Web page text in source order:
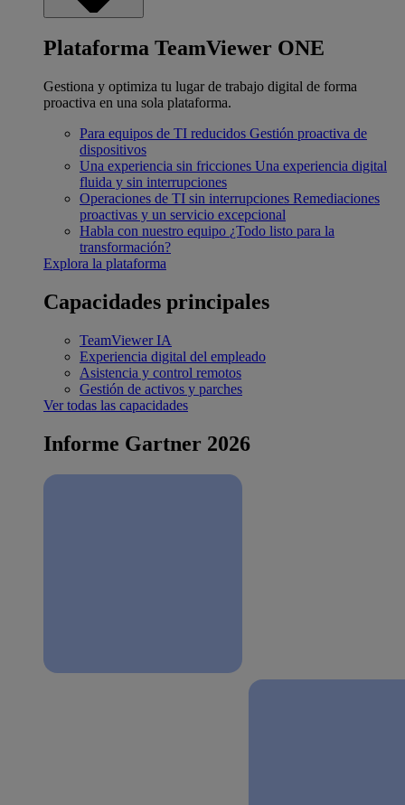
Plataforma TeamViewer ONE
Gestiona y optimiza tu lugar de trabajo digital de forma
proactiva en una sola plataforma.
Para equipos de TI reducidos Gestión proactiva de
dispositivos
Una experiencia sin fricciones Una experiencia digital
fluida y sin interrupciones
Operaciones de TI sin interrupciones Remediaciones
proactivas y un servicio excepcional
Habla con nuestro equipo ¿Todo listo para la
transformación?
Explora la plataforma
Capacidades principales
TeamViewer IA
Experiencia digital del empleado
Asistencia y control remotos
Gestión de activos y parches
Ver todas las capacidades
Informe Gartner 2026